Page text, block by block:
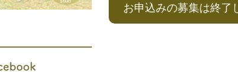
お申込みの募集は終了